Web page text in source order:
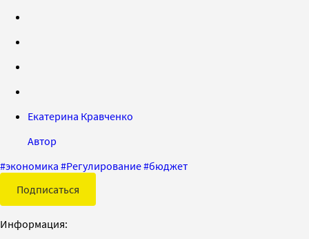
Екатерина Кравченко
Автор
#экономика #Регулирование#бюджет
Подписаться
Информация: